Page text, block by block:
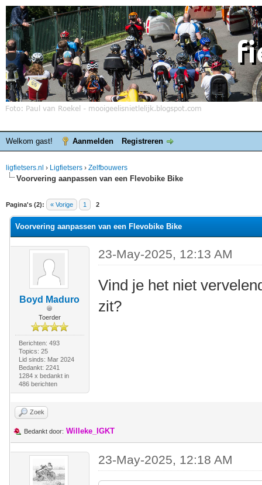
Welkom gast! Aanmelden Registreren
ligfietsers.nl › Ligfietsers › Zelfbouwers
Voorvering aanpassen van een Flevobike Bike
Pagina's (2): « Vorige 1 2
waardering is 0
Voorvering aanpassen van een Flevobike Bike
Boyd Maduro
Toerder
Berichten: 493
Topics: 25
Lid sinds: Mar 2024
Bedankt: 2241
1284 x bedankt in
486 berichten
23-May-2025, 12:13 AM
Vind je het niet
zit?
Zoek
Bedankt door: Willeke_IGKT
23-May-2025, 12:18 AM